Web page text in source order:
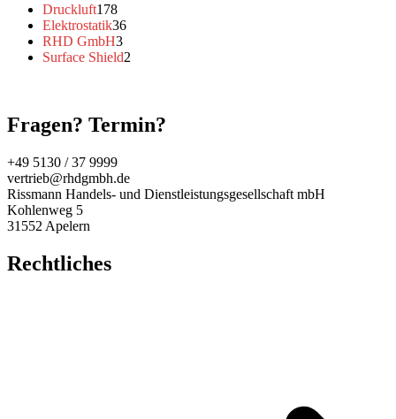
Druckluft178178
Produkte
Elektrostatik3636
RHD GmbH33
Produkte
Surface Shield2
Fragen? Termin?
+49 5130 / 37 9999
vertrieb@rhdgmbh.de
Rissmann Handels- und Dienstleistungsgesellschaft mbH
Kohlenweg 5
31552 Apelern
Rechtliches